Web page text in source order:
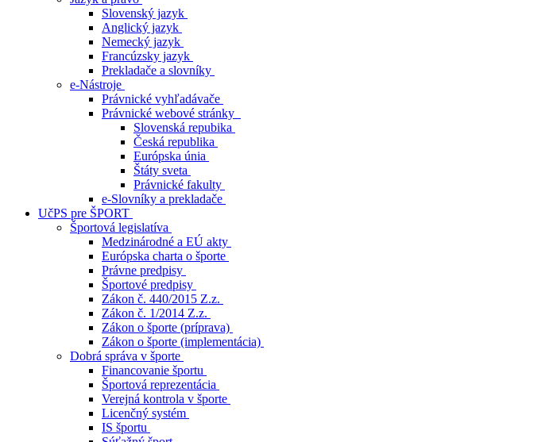
Slovenský jazyk
Anglický jazyk
Nemecký jazyk
Francúzsky jazyk
Prekladače a slovníky
e-Nástroje
Právnické vyhľadávače
Právnické webové stránky
Slovenská repubika
Česká republika
Európska únia
Štáty sveta
Právnické fakulty
e-Slovníky a prekladače
UčPS pre ŠPORT
Športová legislatíva
Medzinárodné a EÚ akty
Európska charta o športe
Právne predpisy
Športové predpisy
Zákon č. 440/2015 Z.z.
Zákon č. 1/2014 Z.z.
Zákon o športe (príprava)
Zákon o športe (implementácia)
Dobrá správa v športe
Financovanie športu
Športová reprezentácia
Verejná kontrola v športe
Licenčný systém
IS športu